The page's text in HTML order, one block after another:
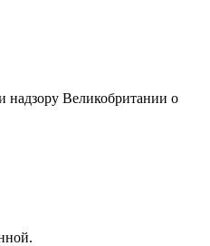
надзору Великобритании о